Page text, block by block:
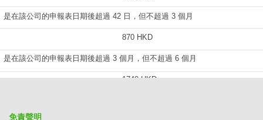
是在該公司的申報表日期後超過 42 日，但不超過 3 個月
870 HKD
是在該公司的申報表日期後超過 3 個月，但不超過 6 個月
1740 HKD
免責聲明